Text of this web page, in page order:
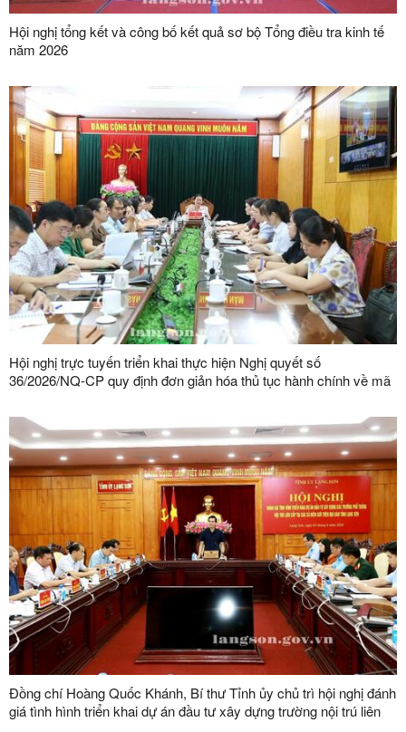
Hội nghị tổng kết và công bố kết quả sơ bộ Tổng điều tra kinh tế
năm 2026
Hội nghị trực tuyến triển khai thực hiện Nghị quyết số
36/2026/NQ-CP quy định đơn giản hóa thủ tục hành chính về mã
Đồng chí Hoàng Quốc Khánh, Bí thư Tỉnh ủy chủ trì hội nghị đánh
giá tình hình triển khai dự án đầu tư xây dựng trường nội trú liên